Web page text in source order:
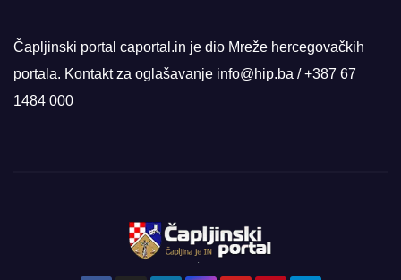
Čapljinski portal caportal.in je dio Mreže hercegovačkih
portala. Kontakt za oglašavanje info@hip.ba / +387 67
1484 000